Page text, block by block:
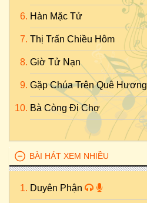
Hàn Mặc Tử
Thị Trấn Chiều Hôm
Giờ Tử Nạn
Gặp Chúa Trên Quê Hương
Bà Còng Đi Chợ
BÀI HÁT XEM NHIỀU
Duyên Phận